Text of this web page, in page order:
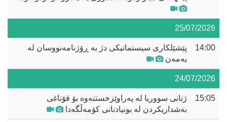
25/07/2026
14:00
پێشێلکاری سیستماتیکی دژ بە ڕۆژنامەنووسان لە
یەمەن
24/07/2026
15:05
ژنانی سووریا لە پەراوێزخستنەوە بۆ قۆناغی
بەشداریکردن لە بونیادنانی کۆمەڵگەدا